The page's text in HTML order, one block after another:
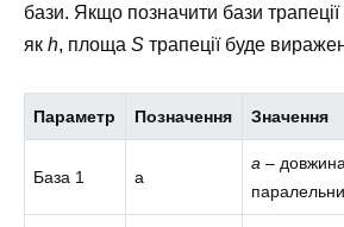
бази. Якщо позначити бази трапеції
як h, площа S трапеції буде
Параметр Позначення Значення
База 1 a
a – довжина